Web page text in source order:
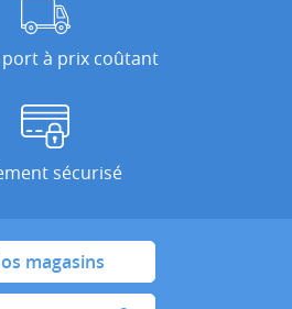
port à prix coûtant
sécurisé
magasins